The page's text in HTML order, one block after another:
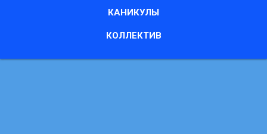
КАНИКУЛЫ
КОЛЛЕКТИВ